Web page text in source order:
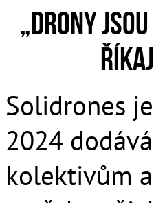
„Drony
Solidrones
2024
kolektivům